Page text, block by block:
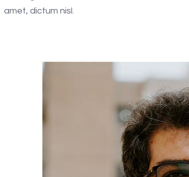
amet, dictum nisl.